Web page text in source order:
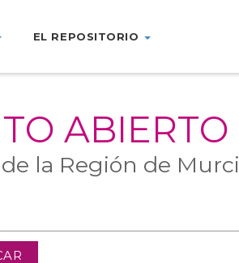
EL REPOSITORIO
ABIERTO
la Región de